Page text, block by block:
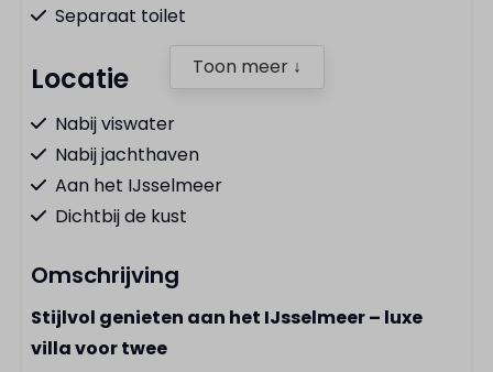
Separaat toilet
Locatie
Nabij viswater
Nabij jachthaven
Aan het IJsselmeer
Dichtbij de kust
Keuken
Bestek
Combimagnetron
Toon meer ↓
Omschrijving
Stijlvol genieten aan het IJsselmeer – luxe
villa voor twee